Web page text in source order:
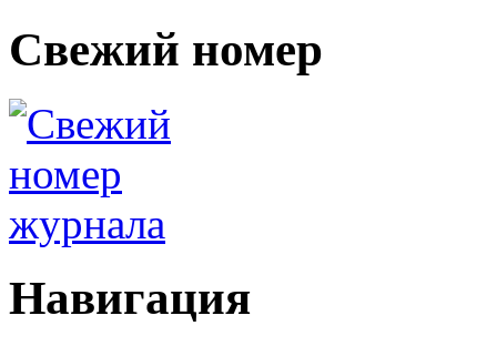
Свежий номер
Навигация